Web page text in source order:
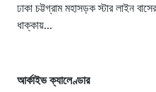
ঢাকা চট্টগ্রাম মহাসড়ক স্টার লাইন বাসের
ধাক্কায়...
আর্কাইভ ক্যালেণ্ডার